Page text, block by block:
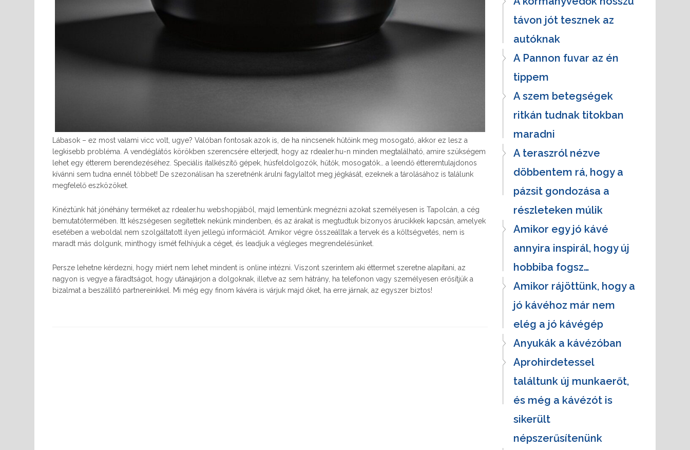
Lábasok – ez most valami vicc volt, ugye? Valóban fontosak azok is, de ha nincsenek hűtőink meg mosogató, akkor ez lesz a
legkisebb probléma. A vendéglátós körökben szerencsére elterjedt, hogy az rdealer.hu-n minden megtalálható, amire szükségem
lehet egy étterem berendezéséhez. Speciális italkészítő gépek, húsfeldolgozók, hűtők, mosogatók… a leendő étteremtulajdonos
kívánni sem tudna ennél többet! De szezonálisan ha szeretnénk árulni fagylaltot meg jégkását, ezeknek a tárolásához is találunk
megfelelő eszközöket.
Kinéztünk hát jónéhány terméket az rdealer.hu webshopjából, majd lementünk megnézni azokat személyesen is Tapolcán, a cég
bemutatótermében. Itt készségesen segítettek nekünk mindenben, és az árakat is megtudtuk bizonyos árucikkek kapcsán, amelyek
esetében a weboldal nem szolgáltatott ilyen jellegű információt. Amikor végre összeálltak a tervek és a költségvetés, nem is
maradt más dolgunk, minthogy ismét felhívjuk a céget, és leadjuk a végleges megrendelésünket.
Persze lehetne kérdezni, hogy miért nem lehet mindent is online intézni. Viszont szerintem aki éttermet szeretne alapítani, az
nagyon is vegye a fáradtságot, hogy utánajárjon a dolgoknak, illetve az sem hátrány, ha telefonon vagy személyesen erősítjük a
bizalmat a beszállító partnereinkkel. Mi még egy finom kávéra is várjuk majd őket, ha erre járnak, az egyszer biztos!
távon jót tesznek az
autóknak
A Pannon fuvar az én
tippem
A szem betegségek
ritkán tudnak titokban
maradni
A teraszról nézve
döbbentem rá, hogy a
pázsit gondozása a
részleteken múlik
Amikor egy jó kávé
annyira inspirál, hogy új
hobbiba fogsz…
Amikor rájöttünk, hogy a
jó kávéhoz már nem
elég a jó kávégép
Anyukák a kávézóban
Aprohirdetessel
találtunk új munkaerőt,
és még a kávézót is
sikerült
népszerűsítenünk